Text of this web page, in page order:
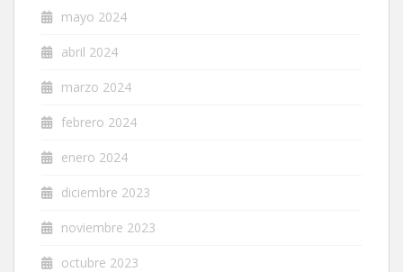
mayo 2024
abril 2024
marzo 2024
febrero 2024
enero 2024
diciembre 2023
noviembre 2023
octubre 2023